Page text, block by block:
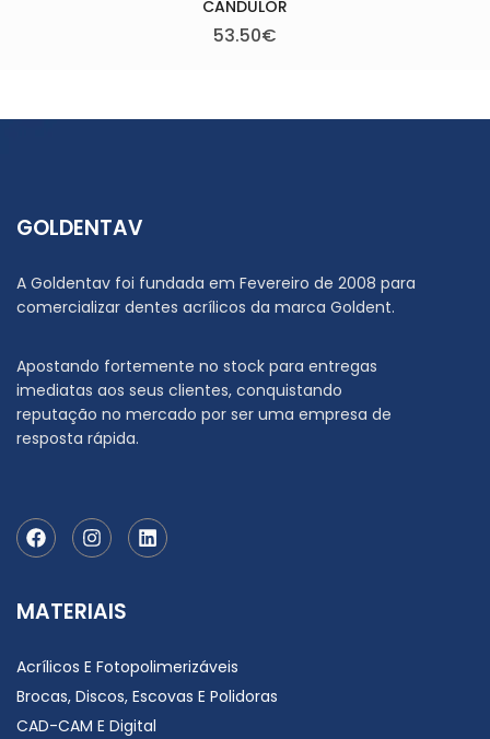
GOLDENTAV
A Goldentav foi fundada em Fevereiro de 2008 para
comercializar dentes acrílicos da marca Goldent.
Apostando fortemente no stock para entregas
imediatas aos seus clientes, conquistando
reputação no mercado por ser uma empresa de
resposta rápida.
MATERIAIS
Acrílicos E Fotopolimerizáveis
Brocas, Discos, Escovas E Polidoras
CAD-CAM E Digital